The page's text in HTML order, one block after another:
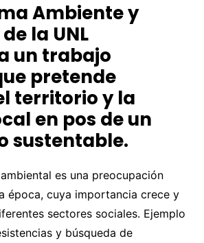
Ambiente y
la UNL
un trabajo
pretende
territorio y la
en pos de un
sustentable.
es una preocupación
época, cuya importancia crece y
sectores sociales. Ejemplo
y búsqueda de